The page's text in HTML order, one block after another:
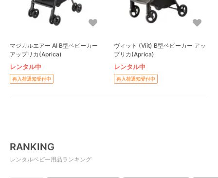
マジカルエアー AI B型ベビーカー
アップリカ(Aprica)
レンタル中
再入荷通知受付中
ヴィット (Viit) B型ベビーカー アッ
プリカ(Aprica)
レンタル中
再入荷通知受付中
RANKING
レンタルベビー用品ランキング